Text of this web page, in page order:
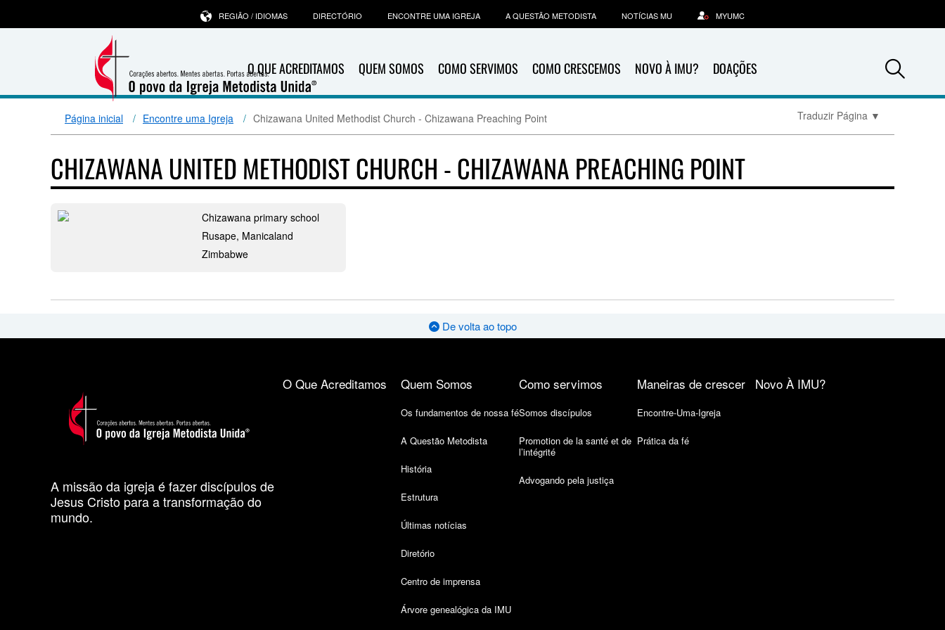
O QUE ACREDITAMOS QUEM SOMOS COMO SERVIMOS COMO CRESCEMOS NOVO À IMU? DOAÇÕES
REGIÃO / IDIOMAS DIRECTÓRIO ENCONTRE UMA IGREJA A QUESTÃO METODISTA NOTÍCIAS MU MYUMC
Página inicial Encontre uma Igreja Chizawana United Methodist Church - Chizawana Preaching Point Traduzir Página ▼
CHIZAWANA UNITED METHODIST CHURCH - CHIZAWANA PREACHING POINT
Chizawana primary school
Rusape, Manicaland
Zimbabwe
De volta ao topo
A missão da igreja é fazer discípulos de
Jesus Cristo para a transformação do
mundo.
O Que Acreditamos Quem Somos
Os fundamentos de nossa fé
A Questão Metodista
História
Estrutura
Últimas notícias
Diretório
Centro de imprensa
Árvore genealógica da IMU
Como servimos
Somos discípulos
Promotion de la santé et de
l’intégrité
Advogando pela justiça
Maneiras de crescer
Encontre-Uma-Igreja
Prática da fé
Novo À IMU?